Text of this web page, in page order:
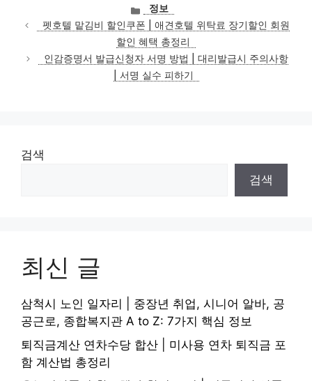
카
테
고
리
정보
펫호텔 맡김비 할인쿠폰 | 애견호텔 위탁료 장기할인 회원
할인 혜택 총정리
인감증명서 발급신청자 서명 방법 | 대리발급시 주의사항
| 서명 실수 피하기
검색
검색
최신 글
삼척시 노인 일자리 | 중장년 취업, 시니어 알바, 공
공근로, 종합복지관 A to Z: 7가지 핵심 정보
퇴직금계산 연차수당 합산 | 미사용 연차 퇴직금 포
함 계산법 총정리